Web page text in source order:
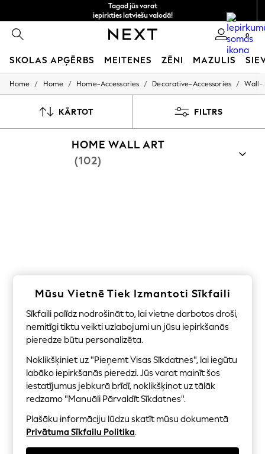
Tagad jūs varat
iepirkties latviešu valodā!
Ātrāk un drošāk,
norēķināšanās ar Maksājums caur banku
0
SKOLAS APĢĒRBS MEITENES ZĒNI MAZULIS
SCHOOLWEAR
Shoes
Polo Shirts
Sweatshirts & Jumpers
adidas
All Girls Schoolwear
Shoes
Dresses
Trousers
Skirts
Shirts
Polo Shirts
Sweatshirts
Cardigans
Coats & Jackets
Underwear
Socks & Tights
Multipacks
Home / Home / Home-Accessories / Decorative-Accessories / Wall-
KĀRTOT FILTRS
HOME WALL ART
(102)
Mūsu Vietnē Tiek Izmantoti Sīkfaili
Sīkfaili palīdz nodrošināt to, lai vietne darbotos droši,
nemitīgi tiktu veikti uzlabojumi un jūsu iepirkšanās
pieredze būtu personalizēta.
Noklikšķiniet uz "Pieņemt Visas Sīkdatnes", lai iegūtu
labāko iepirkšanās pieredzi. Jūs varat mainīt šos
iestatījumus jebkurā brīdī, noklikšķinot uz tālāk
redzamo "Manuāli Pārvaldīt Sīkdatnes".
Plašāku informāciju lūdzu skatīt mūsu dokumentā
Privātuma Sīkfailu Politika.